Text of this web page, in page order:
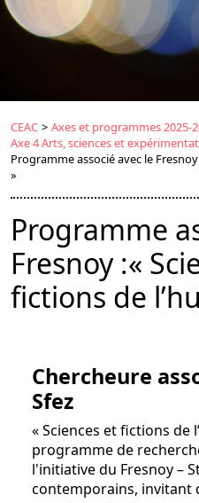
CEAC > Axes et programmes 2025-
Axe 4 Arts, sciences et
Programme associé avec le
»
Programme
Fresnoy :«
fictions de
Chercheure
Sfez
« Sciences et fictions de
programme de
l'initiative du Fresnoy –
contemporains, invitant